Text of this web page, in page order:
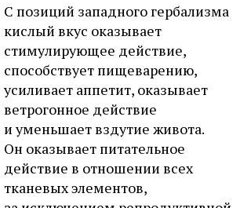
С позиций западного гербализма
кислый вкус оказывает
стимулирующее действие,
способствует пищеварению,
усиливает аппетит, оказывает
ветрогонное действие
и уменьшает вздутие живота.
Он оказывает питательное
действие в отношении всех
тканевых элементов,